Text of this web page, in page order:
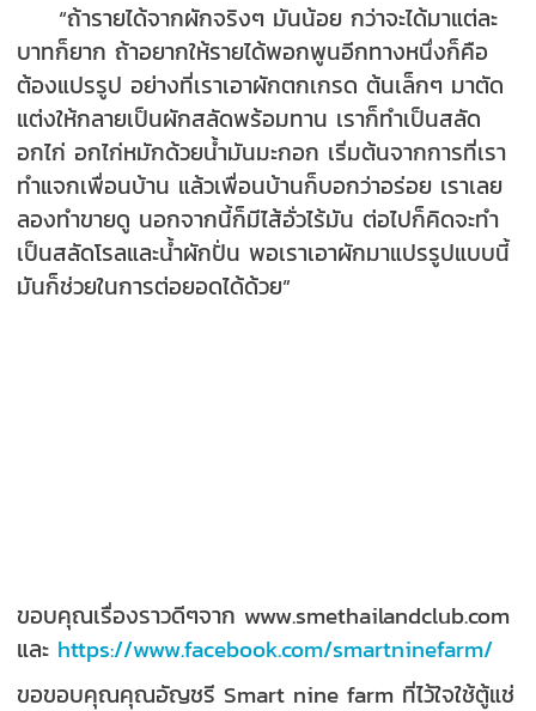
“ถ้ารายได้จากผักจริงๆ มันน้อย กว่าจะได้มาแต่ละ
บาทก็ยาก ถ้าอยากให้รายได้พอกพูนอีกทางหนึ่งก็คือ
ต้องแปรรูป อย่างที่เราเอาผักตกเกรด ต้นเล็กๆ มาตัด
แต่งให้กลายเป็นผักสลัดพร้อมทาน เราก็ทำเป็นสลัด
อกไก่ อกไก่หมักด้วยน้ำมันมะกอก เริ่มต้นจากการที่เรา
ทำแจกเพื่อนบ้าน แล้วเพื่อนบ้านก็บอกว่าอร่อย เราเลย
ลองทำขายดู นอกจากนี้ก็มีไส้อั่วไร้มัน ต่อไปก็คิดจะทำ
เป็นสลัดโรลและน้ำผักปั่น พอเราเอาผักมาแปรรูปแบบนี้
มันก็ช่วยในการต่อยอดได้ด้วย”
ขอบคุณเรื่องราวดีๆจาก www.smethailandclub.com
และ https://www.facebook.com/smartninefarm/
ขอขอบคุณคุณอัญชรี Smart nine farm ที่ไว้ใจใช้ตู้แช่